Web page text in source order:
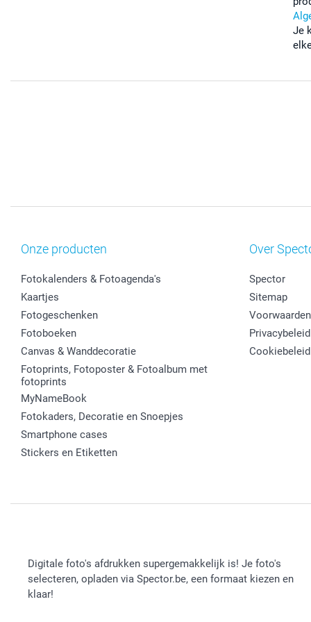
Je
Onze producten
Fotokalenders & Fotoagenda's
Kaartjes
Fotogeschenken
Fotoboeken
Canvas & Wanddecoratie
Fotoprints, Fotoposter & Fotoalbum met
fotoprints
MyNameBook
Fotokaders, Decoratie en Snoepjes
Smartphone cases
Stickers en Etiketten
Over
Spector
Sitemap
Voorwaarden
Privacybeleid
Cookiebeleid
Digitale foto's afdrukken supergemakkelijk is! Je foto's
selecteren, opladen via Spector.be, een formaat kiezen en
klaar!